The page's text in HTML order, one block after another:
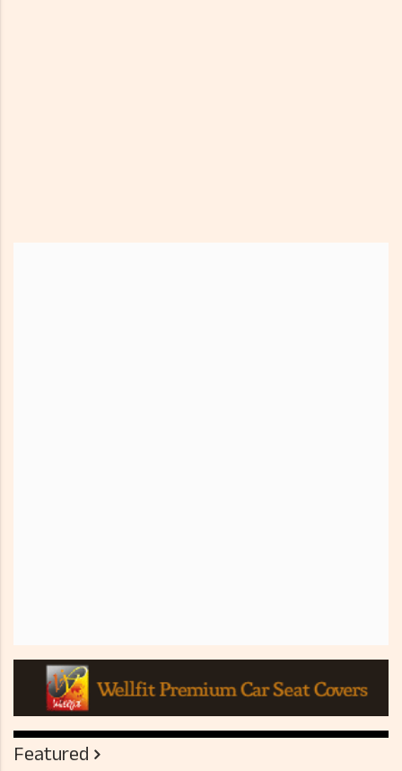
Featured